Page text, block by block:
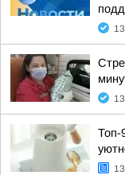
Топ-